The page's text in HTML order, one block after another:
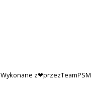
Wykonane z❤przezTeamPSM